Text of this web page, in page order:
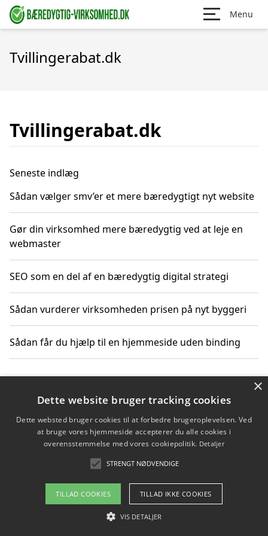
Menu
Tvillingerabat.dk
Tvillingerabat.dk
Seneste indlæg
Sådan vælger smv’er et mere bæredygtigt nyt website
Gør din virksomhed mere bæredygtig ved at leje en
webmaster
SEO som en del af en bæredygtig digital strategi
Sådan vurderer virksomheden prisen på nyt byggeri
Sådan får du hjælp til en hjemmeside uden binding
Copyright 2026 - Pilanto Aps
Om / kontakt
Blog Betingelser
×
Dette website bruger tracking cookies
Dette websted bruger cookies til at forbedre brugeroplevelsen. Ved
at bruge vores hjemmeside accepterer du alle cookies i
overensstemmelse med vores cookiepolitik. Detaljer
STRENGT NØDVENDIGE
TILLAD COOKIES TILLAD IKKE COOKIES
VIS DETALJER